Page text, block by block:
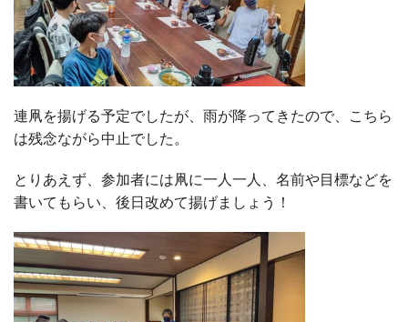
連凧を揚げる予定でしたが、雨が降ってきたので、こちら
は残念ながら中止でした。
とりあえず、参加者には凧に一人一人、名前や目標などを
書いてもらい、後日改めて揚げましょう！